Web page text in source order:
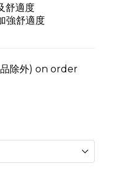
舒適度
強舒適度
除外) on order